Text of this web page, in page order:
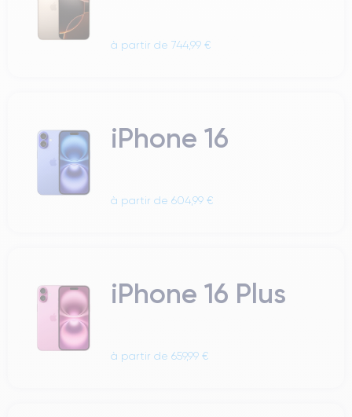
à partir de 744,99 €
iPhone 16
à partir de 604,99 €
iPhone 16 Plus
à partir de 659,99 €